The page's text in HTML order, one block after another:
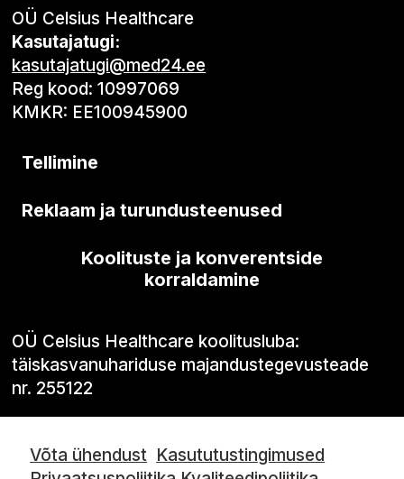
OÜ Celsius Healthcare
Kasutajatugi:
kasutajatugi@med24.ee
Reg kood: 10997069
KMKR: EE100945900
Tellimine
Reklaam ja turundusteenused
Koolituste ja konverentside
korraldamine
OÜ Celsius Healthcare koolitusluba:
täiskasvanuhariduse majandustegevusteade
nr. 255122
Võta ühendust Kasututustingimused